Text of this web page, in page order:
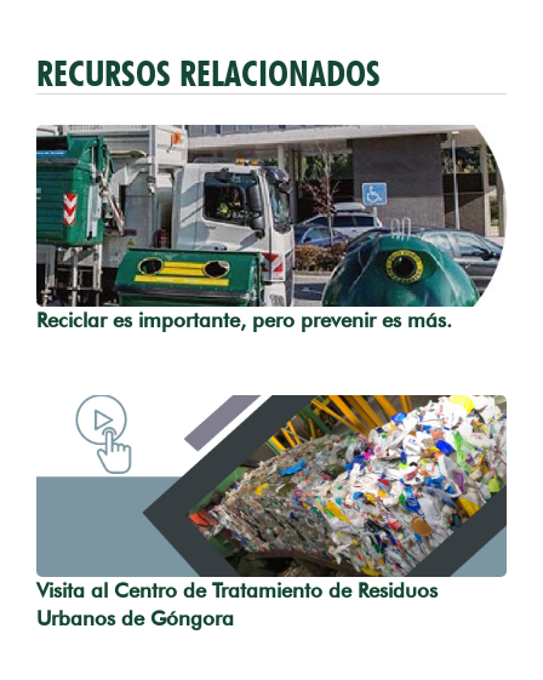
RECURSOS RELACIONADOS
Reciclar es importante, pero prevenir es más.
Visita al Centro de Tratamiento de Residuos
Urbanos de Góngora